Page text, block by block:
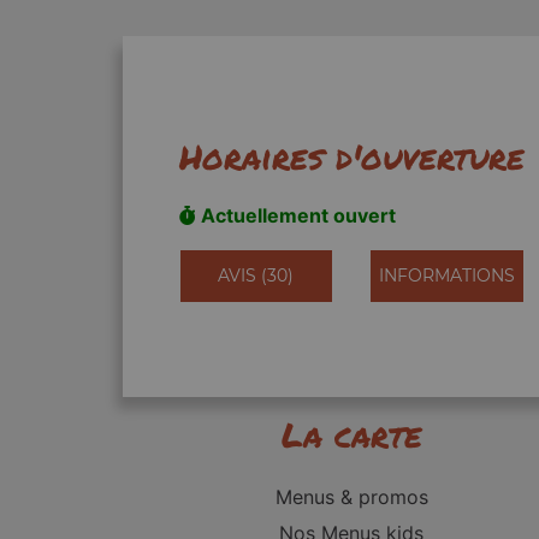
Horaires d'ouverture
Actuellement ouvert
AVIS (30) INFORMATIONS
La carte
Menus & promos
Nos Menus kids